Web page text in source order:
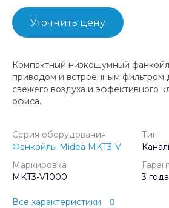
Уточнить цену
Компактный низкошумный
приводом и встроенным фильтром
свежего воздуха и эффективного
офиса.
Серия оборудования
Фанкойлы Midea MKT3-V
Тип
Маркировка
MKT3-V1000
3 года
Все характеристики